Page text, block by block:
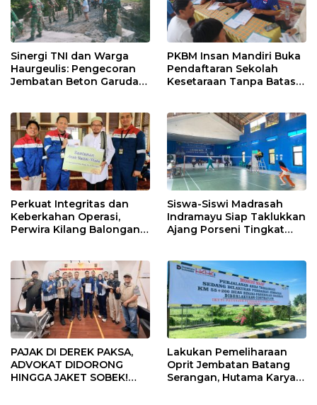
Sinergi TNI dan Warga
Haurgeulis: Pengecoran
Jembatan Beton Garuda
PKBM Insan Mandiri Buka
Pendaftaran Sekolah
Kesetaraan Tanpa Batas
Perkuat Integritas dan
Keberkahan Operasi,
Perwira Kilang Balongan
Siswa-Siswi Madrasah
Indramayu Siap Taklukkan
Ajang Porseni Tingkat
PAJAK DI DEREK PAKSA,
ADVOKAT DIDORONG
HINGGA JAKET SOBEK!
Lakukan Pemeliharaan
Oprit Jembatan Batang
Serangan, Hutama Karya